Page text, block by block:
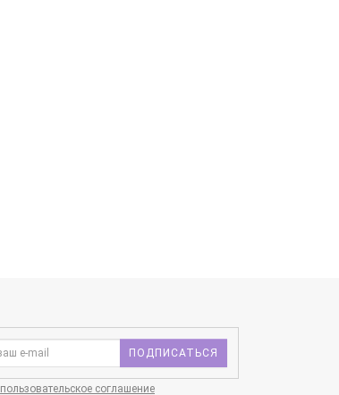
ПОДПИСАТЬСЯ
пользовательское соглашение